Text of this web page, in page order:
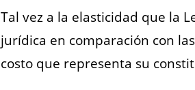
Tal vez a la elasticidad que la
jurídica en comparación con
costo que representa su